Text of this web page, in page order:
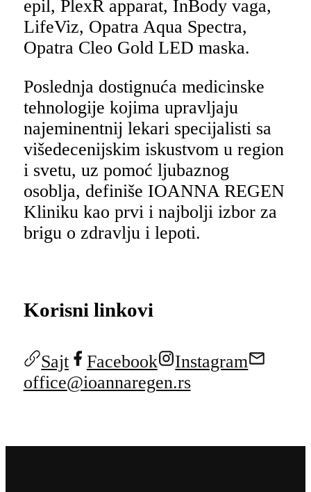
epil, PlexR apparat, InBody vaga,
LifeViz, Opatra Aqua Spectra,
Opatra Cleo Gold LED maska.
Poslednja dostignuća medicinske
tehnologije kojima upravljaju
najeminentnij lekari specijalisti sa
višedecenijskim iskustvom u region
i svetu, uz pomoć ljubaznog
osoblja, definiše IOANNA REGEN
Kliniku kao prvi i najbolji izbor za
brigu o zdravlju i lepoti.
Korisni linkovi
Sajt Facebook
Instagram
office@ioannaregen.rs